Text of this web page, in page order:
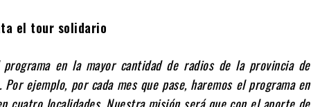
el tour solidario
en la mayor cantidad de radios de la provincia de
ejemplo, por cada mes que pase, haremos el programa en